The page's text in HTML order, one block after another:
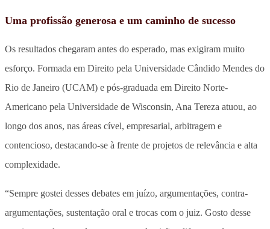
Uma profissão generosa e um caminho de sucesso
Os resultados chegaram antes do esperado, mas exigiram muito
esforço. Formada em Direito pela Universidade Cândido Mendes do
Rio de Janeiro (UCAM) e pós-graduada em Direito Norte-
Americano pela Universidade de Wisconsin, Ana Tereza atuou, ao
longo dos anos, nas áreas cível, empresarial, arbitragem e
contencioso, destacando-se à frente de projetos de relevância e alta
complexidade.
“Sempre gostei desses debates em juízo, argumentações, contra-
argumentações, sustentação oral e trocas com o juiz. Gosto desse